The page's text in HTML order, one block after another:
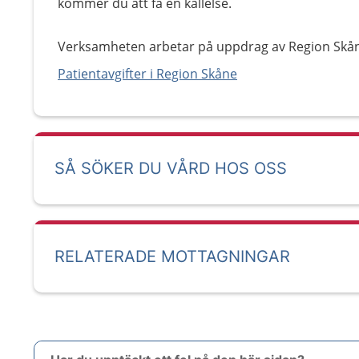
Verksamheten arbetar på uppdrag av Region
Patientavgifter i Region Skåne
SÅ SÖKER DU VÅRD HOS OSS
RELATERADE MOTTAGNINGAR